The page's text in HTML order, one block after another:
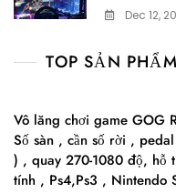
Dec 12,
TOP SẢN
Vô lăng chơi game GOG
Số sàn , cần số rời ,
) , quay 270-1080 độ, hỗ
tính , Ps4,Ps3 , Nintendo